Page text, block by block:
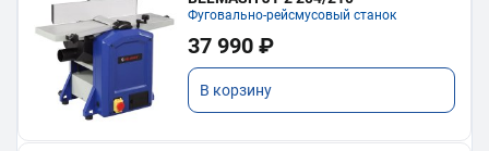
Фуговально-рейсмусовый станок
37 990 ₽
В корзину